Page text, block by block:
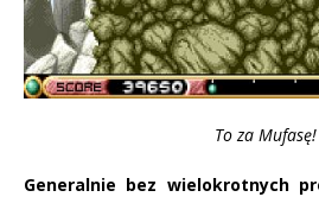
To za Mufasę!
Generalnie bez wielokrotnych